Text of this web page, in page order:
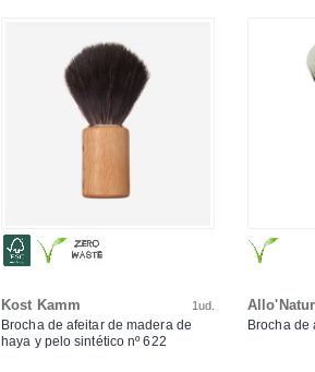
Kost Kamm 1ud.
Brocha de afeitar de madera de
haya y pelo sintético nº 622
Brocha de